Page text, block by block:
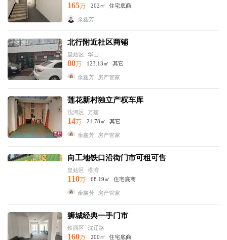
165万 202㎡ 住宅底商
余鑫芳
北行附近社区商铺
皇姑区 华山
80万 123.13㎡ 其它
余鑫芳 房产管家
莲花新村独立产权车库
沈河区 万莲
14万 21.78㎡ 其它
余鑫芳 房产管家
向工地铁口沿街门市可租可售
皇姑区 塔湾
110万 68.19㎡ 住宅底商
余鑫芳 房产管家
狮城经典一手门市
铁西区 沈辽路
160万 200㎡ 住宅底商